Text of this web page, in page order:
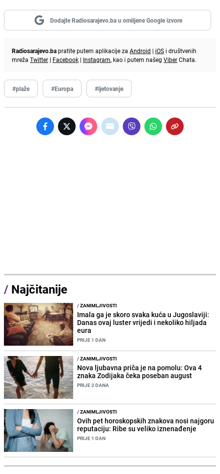
Dodajte Radiosarajevo.ba u omiljene Google izvore
Radiosarajevo.bapratite putem aplikacije za Android | iOS i društvenih
mreža Twitter | Facebook | Instagram, kao i putem našeg ViberChata.
#plaže #Europa #ljetovanje
/ Najčitanije
/ZANIMLJIVOSTI
Imala ga je skoro svaka kuća u Jugoslaviji:
Danas ovaj luster vrijedi i nekoliko hiljada
eura
PRIJE 1 DAN
/ZANIMLJIVOSTI
Nova ljubavna priča je na pomolu: Ova 4
znaka Zodijaka čeka poseban august
PRIJE 2 DANA
/ZANIMLJIVOSTI
Ovih pet horoskopskih znakova nosi najgoru
reputaciju: Ribe su veliko iznenađenje
PRIJE 1 DAN